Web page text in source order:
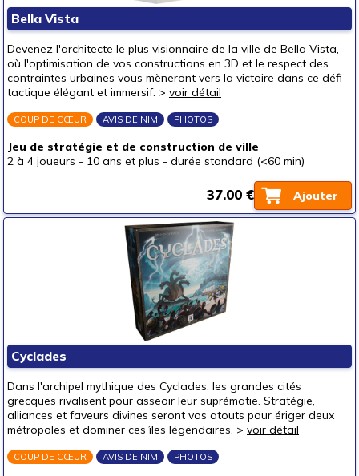
Puzzles & casse-têtes
un bébé (0-3 ans)
un p'tit bout (3-6 ans)
un junior (6-8 ans)
un ado (12-16 ans)
(10)
autour de 30 €
(5)
autour de 40 €
(3)
autour de 50 €
50 € et au-delà
(2)
Bella Vista
Devenez l'architecte le plus visionnaire de la ville de Bella Vista,
où l'optimisation de vos constructions en 3D et le respect des
contraintes urbaines vous mèneront vers la victoire dans ce défi
tactique élégant et immersif. > voir détail
COUP DE CŒUR AVIS DE NIM PHOTOS
Jeu de stratégie et de construction de ville
2 à 4 joueurs - 10 ans et plus - durée standard (<60 min)
Ajouter
37.00 €
Cyclades
Dans l'archipel mythique des Cyclades, les grandes cités
grecques rivalisent pour asseoir leur suprématie. Stratégie,
alliances et faveurs divines seront vos atouts pour ériger deux
métropoles et dominer ces îles légendaires. > voir détail
COUP DE CŒUR AVIS DE NIM PHOTOS